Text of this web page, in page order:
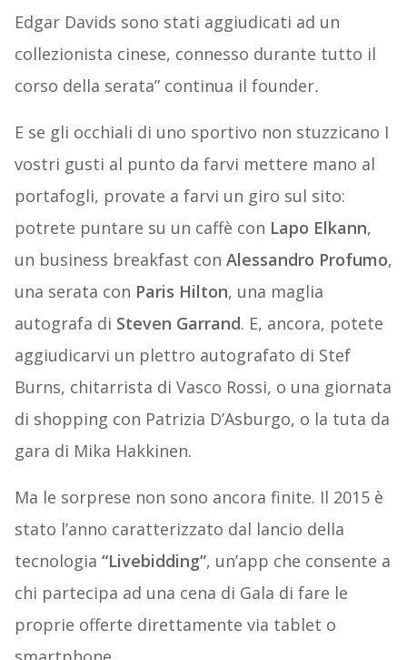
Edgar Davids sono stati aggiudicati ad un
collezionista cinese, connesso durante tutto il
corso della serata” continua il founder.
E se gli occhiali di uno sportivo non stuzzicano I
vostri gusti al punto da farvi mettere mano al
portafogli, provate a farvi un giro sul sito:
potrete puntare su un caffè con Lapo Elkann,
un business breakfast con Alessandro Profumo,
una serata con Paris Hilton, una maglia
autografa di Steven Garrand. E, ancora, potete
aggiudicarvi un plettro autografato di Stef
Burns, chitarrista di Vasco Rossi, o una giornata
di shopping con Patrizia D’Asburgo, o la tuta da
gara di Mika Hakkinen.
Ma le sorprese non sono ancora finite. Il 2015 è
stato l’anno caratterizzato dal lancio della
tecnologia “Livebidding”, un’app che consente a
chi partecipa ad una cena di Gala di fare le
proprie offerte direttamente via tablet o